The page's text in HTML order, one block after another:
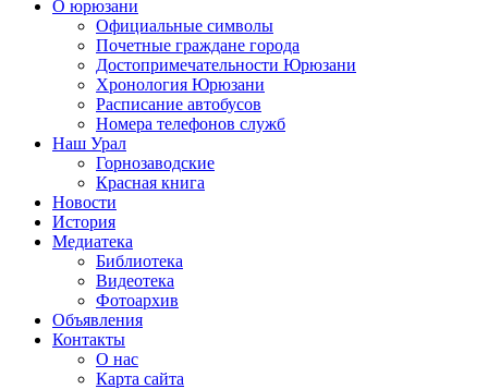
О юрюзани
Официальные символы
Почетные граждане города
Достопримечательности Юрюзани
Хронология Юрюзани
Расписание автобусов
Номера телефонов служб
Наш Урал
Горнозаводские
Красная книга
Новости
История
Медиатека
Библиотека
Видеотека
Фотоархив
Объявления
Контакты
О нас
Карта сайта